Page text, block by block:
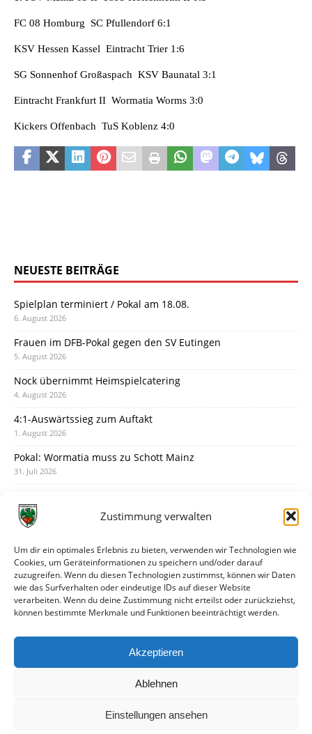
Zustimmung verwalten
Um dir ein optimales Erlebnis zu bieten, verwenden wir Technologien wie
Cookies, um Geräteinformationen zu speichern und/oder darauf
zuzugreifen. Wenn du diesen Technologien zustimmst, können wir Daten
wie das Surfverhalten oder eindeutige IDs auf dieser Website
verarbeiten. Wenn du deine Zustimmung nicht erteilst oder zurückziehst,
können bestimmte Merkmale und Funktionen beeinträchtigt werden.
Akzeptieren
Ablehnen
Einstellungen ansehen
FC 08 Homburg  SC Pfullendorf 6:1
KSV Hessen Kassel  Eintracht Trier 1:6
SG Sonnenhof Großaspach  KSV Baunatal 3:1
Eintracht Frankfurt II  Wormatia Worms 3:0
Kickers Offenbach  TuS Koblenz 4:0
NEUESTE BEITRÄGE
Spielplan terminiert / Pokal am 18.08.
6. August 2026
Frauen im DFB-Pokal gegen den SV Eutingen
5. August 2026
Nock übernimmt Heimspielcatering
4. August 2026
4:1-Auswärtssieg zum Auftakt
1. August 2026
Pokal: Wormatia muss zu Schott Mainz
31. Juli 2026
30. Juli 2026
28. Juli 2026
Neuer Rückensponsor
28. Juli 2026
Neue Podcast-Folge: So tickt Björn!
Eindrücke vom Stadionfest
27. Juli 2026